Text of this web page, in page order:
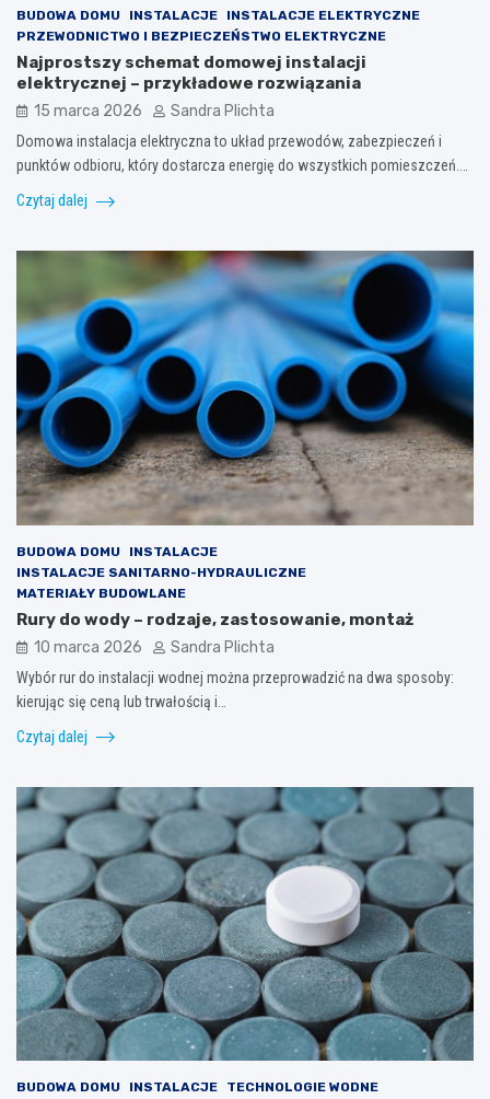
BUDOWA DOMU INSTALACJE
INSTALACJE ELEKTRYCZNE
PRZEWODNICTWO I BEZPIECZEŃSTWO ELEKTRYCZNE
Najprostszy schemat domowej instalacji
elektrycznej – przykładowe rozwiązania
15 marca 2026 Sandra Plichta
Domowa instalacja elektryczna to układ przewodów, zabezpieczeń i
punktów odbioru, który dostarcza energię do wszystkich pomieszczeń.…
Czytaj dalej
BUDOWA DOMU
INSTALACJE
INSTALACJE SANITARNO-HYDRAULICZNE
MATERIAŁY BUDOWLANE
Rury do wody – rodzaje, zastosowanie, montaż
10 marca 2026 Sandra Plichta
Wybór rur do instalacji wodnej można przeprowadzić na dwa sposoby:
kierując się ceną lub trwałością i…
Czytaj dalej
BUDOWA DOMU INSTALACJE
TECHNOLOGIE WODNE